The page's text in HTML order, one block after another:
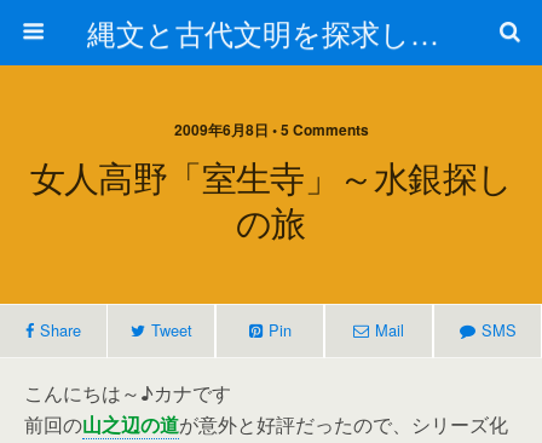
縄文と古代文明を探求しよう！
2009年6月8日 • 5 Comments
女人高野「室生寺」～水銀探し
の旅
Share Tweet Pin Mail SMS
こんにちは～♪カナです
前回の山之辺の道が意外と好評だったので、シリーズ化